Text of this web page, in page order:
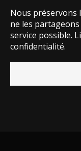
Nous préservons
ne les
service possible.
confidentialité.